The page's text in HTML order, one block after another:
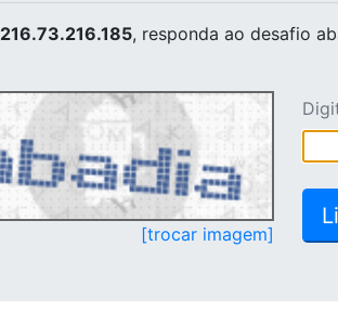
216.73.216.185, responda ao desafio
[trocar imagem]